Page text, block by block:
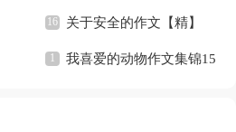
关于安全的作文【精】
我喜爱的动物作文集锦15